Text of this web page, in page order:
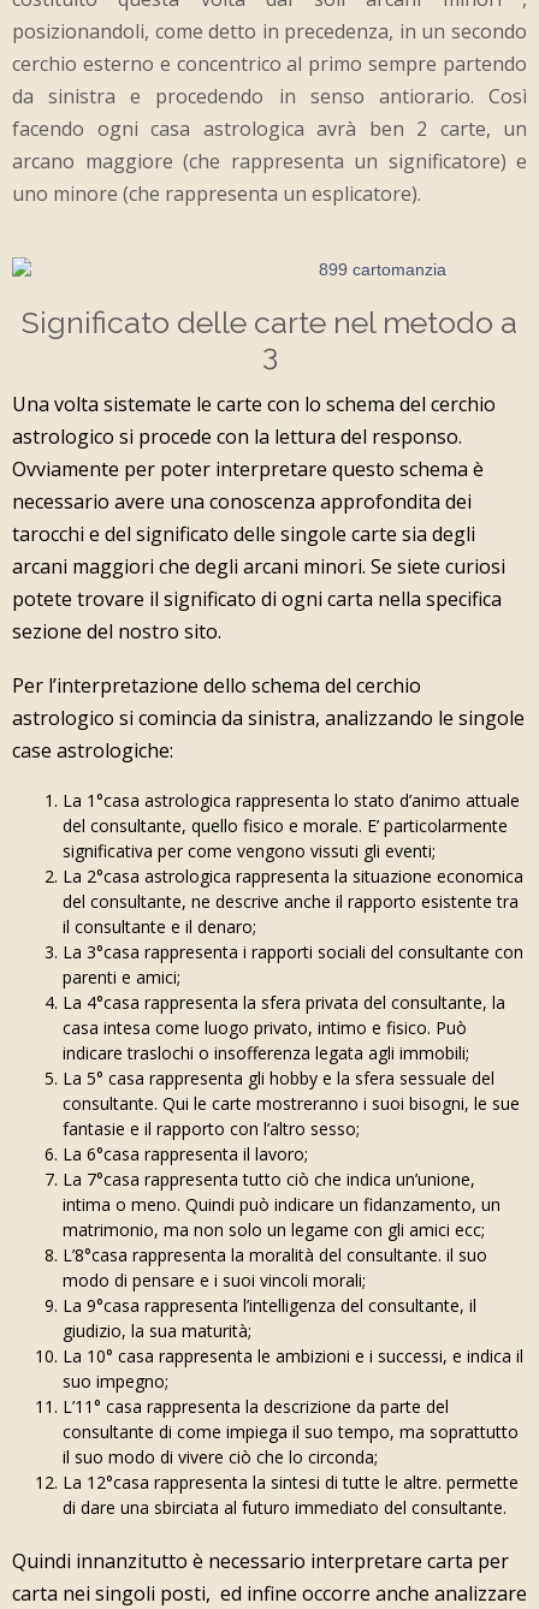
posizionandoli, come detto in precedenza, in un secondo
cerchio esterno e concentrico al primo sempre partendo
da sinistra e procedendo in senso antiorario. Così
facendo ogni casa astrologica avrà ben 2 carte, un
arcano maggiore (che rappresenta un significatore) e
uno minore (che rappresenta un esplicatore).
Significato delle carte nel metodo a
3
Una volta sistemate le carte con lo schema del cerchio
astrologico si procede con la lettura del responso.
Ovviamente per poter interpretare questo schema è
necessario avere una conoscenza approfondita dei
tarocchi e del significato delle singole carte sia degli
arcani maggiori che degli arcani minori. Se siete curiosi
potete trovare il significato di ogni carta nella specifica
sezione del nostro sito.
Per l’interpretazione dello schema del cerchio
astrologico si comincia da sinistra, analizzando le singole
case astrologiche:
La 1°casa astrologica rappresenta lo stato d’animo attuale
del consultante, quello fisico e morale. E’ particolarmente
significativa per come vengono vissuti gli eventi;
La 2°casa astrologica rappresenta la situazione economica
del consultante, ne descrive anche il rapporto esistente tra
il consultante e il denaro;
La 3°casa rappresenta i rapporti sociali del consultante con
parenti e amici;
La 4°casa rappresenta la sfera privata del consultante, la
casa intesa come luogo privato, intimo e fisico. Può
indicare traslochi o insofferenza legata agli immobili;
La 5° casa rappresenta gli hobby e la sfera sessuale del
consultante. Qui le carte mostreranno i suoi bisogni, le sue
fantasie e il rapporto con l’altro sesso;
La 6°casa rappresenta il lavoro;
La 7°casa rappresenta tutto ciò che indica un’unione,
intima o meno. Quindi può indicare un fidanzamento, un
matrimonio, ma non solo un legame con gli amici ecc;
L’8°casa rappresenta la moralità del consultante. il suo
modo di pensare e i suoi vincoli morali;
La 9°casa rappresenta l’intelligenza del consultante, il
giudizio, la sua maturità;
La 10° casa rappresenta le ambizioni e i successi, e indica il
suo impegno;
L’11° casa rappresenta la descrizione da parte del
consultante di come impiega il suo tempo, ma soprattutto
il suo modo di vivere ciò che lo circonda;
La 12°casa rappresenta la sintesi di tutte le altre. permette
di dare una sbirciata al futuro immediato del consultante.
Quindi innanzitutto è necessario interpretare carta per
carta nei singoli posti, ed infine occorre anche analizzare